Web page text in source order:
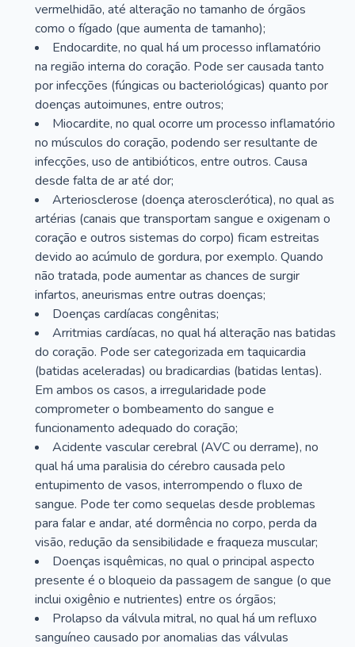
vermelhidão, até alteração no tamanho de órgãos
como o fígado (que aumenta de tamanho);
Endocardite, no qual há um processo inflamatório
na região interna do coração. Pode ser causada tanto
por infecções (fúngicas ou bacteriológicas) quanto por
doenças autoimunes, entre outros;
Miocardite, no qual ocorre um processo inflamatório
no músculos do coração, podendo ser resultante de
infecções, uso de antibióticos, entre outros. Causa
desde falta de ar até dor;
Arteriosclerose (doença aterosclerótica), no qual as
artérias (canais que transportam sangue e oxigenam o
coração e outros sistemas do corpo) ficam estreitas
devido ao acúmulo de gordura, por exemplo. Quando
não tratada, pode aumentar as chances de surgir
infartos, aneurismas entre outras doenças;
Doenças cardíacas congênitas;
Arritmias cardíacas, no qual há alteração nas batidas
do coração. Pode ser categorizada em taquicardia
(batidas aceleradas) ou bradicardias (batidas lentas).
Em ambos os casos, a irregularidade pode
comprometer o bombeamento do sangue e
funcionamento adequado do coração;
Acidente vascular cerebral (AVC ou derrame), no
qual há uma paralisia do cérebro causada pelo
entupimento de vasos, interrompendo o fluxo de
sangue. Pode ter como sequelas desde problemas
para falar e andar, até dormência no corpo, perda da
visão, redução da sensibilidade e fraqueza muscular;
Doenças isquêmicas, no qual o principal aspecto
presente é o bloqueio da passagem de sangue (o que
inclui oxigênio e nutrientes) entre os órgãos;
Prolapso da válvula mitral, no qual há um refluxo
sanguíneo causado por anomalias das válvulas